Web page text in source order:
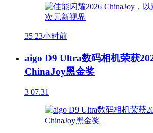
35 23小时前
aigo D9 Ultra数码相机荣获
ChinaJoy黑金奖
3 07.31